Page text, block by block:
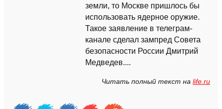
земли, то Москве пришлось бы
использовать ядерное оружие.
Такое заявление в телеграм-
канале сделал зампред Совета
безопасности России Дмитрий
Медведев....
Читать полный текст на life.ru